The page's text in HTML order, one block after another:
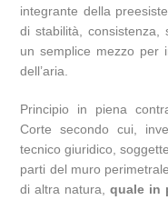
integrante della
di stabilità,
un semplice mezzo per
dell’aria.
Principio in piena
Corte secondo cui,
tecnico giuridico,
parti del muro
di altra natura,quale in